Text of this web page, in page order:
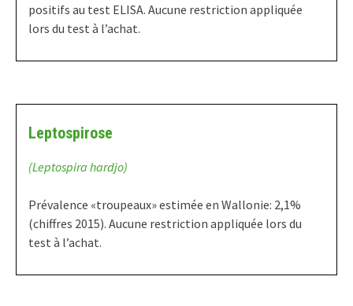
positifs au test ELISA. Aucune restriction appliquée
lors du test à l’achat.
Leptospirose
(Leptospira hardjo)
Prévalence «troupeaux» estimée en Wallonie: 2,1%
(chiffres 2015). Aucune restriction appliquée lors du
test à l’achat.